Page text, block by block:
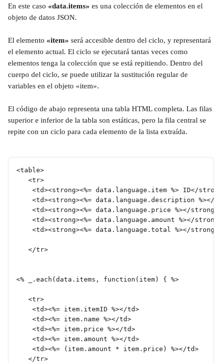
En este caso «data.items» es una colección de elementos en el
objeto de datos JSON.
El elemento «item» será accesible dentro del ciclo, y representará
el elemento actual. El ciclo se ejecutará tantas veces como
elementos tenga la colección que se está repitiendo. Dentro del
cuerpo del ciclo, se puede utilizar la sustitución regular de
variables en el objeto «item».
El código de abajo representa una tabla HTML completa. Las filas
superior e inferior de la tabla son estáticas, pero la fila central se
repite con un ciclo para cada elemento de la lista extraída.
<table>
   <tr>
<td><strong><%= data.language.item %> ID</
<td><strong><%= data.language.description %></
<td><strong><%= data.language.price %></
<td><strong><%= data.language.amount %></
<td><strong><%= data.language.total %></
   </tr>
<% _.each(data.items, function(item) { %>
   <tr>
	<td><%= item.itemID %></td>
	<td><%= item.name %></td>
	<td><%= item.price %></td>
	<td><%= item.amount %></td>
	<td><%= (item.amount * item.price) %></td>
   </tr>